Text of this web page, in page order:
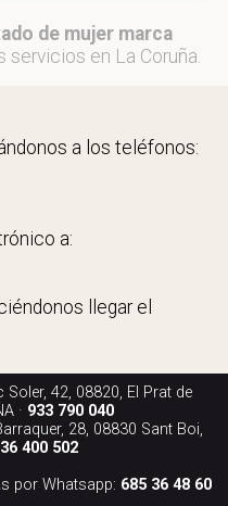
de mujer marca
en La Coruña.
a los teléfonos:
a:
llegar el
Soler, 42, 08820, El Prat de
· 933 790 040
28, 08830 Sant Boi,
400 502
por Whatsapp: 685 36 48 60